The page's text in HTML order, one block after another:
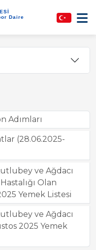
Daire
Adımları
(28.06.2025-
ve Ağdacı
Olan
Yemek Listesi
ve Ağdacı
2025 Yemek